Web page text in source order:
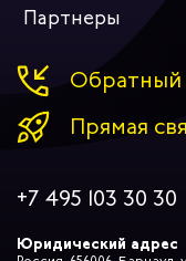
Партнеры
Обратный
Прямая
+7 495 103 30 30
Юридический адрес